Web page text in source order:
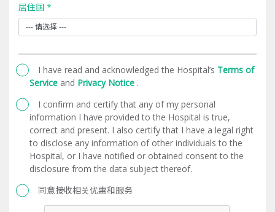
居住国 *
I have read and acknowledged the Hospital’s Terms of
Service and Privacy Notice .
I confirm and certify that any of my personal
information I have provided to the Hospital is true,
correct and present. I also certify that I have a legal right
to disclose any information of other individuals to the
Hospital, or I have notified or obtained consent to the
disclosure from the data subject thereof.
同意接收相关优惠和服务